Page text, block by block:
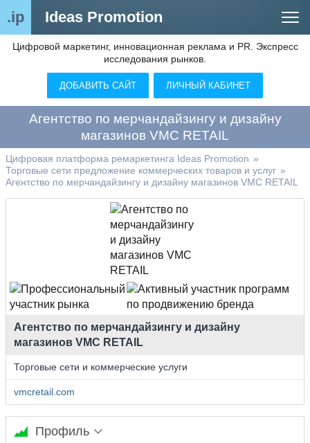
.ip Ideas Promotion
Сегменты рынка
Цифровой ремаркетинг (анализ рынка)
О нас
Контакты
Цифровой маркетинг, инновационная реклама и PR. Экспресс
исследования рынков.
ДОБАВИТЬ САЙТ ЛИЧНЫЙ КАБИНЕТ
Агентство по мерчандайзингу и дизайну
магазинов VMC RETAIL
Цифровая платформа ремаркетинга Ideas Promotion »
Торговые сети предложение коммерческих товаров и услуг »
Агентство по мерчандайзингу и дизайну магазинов VMC RETAIL
Агентство по мерчандайзингу и дизайну
магазинов VMC RETAIL
Торговые сети и коммерческие услуги
vmcretail.com
Профиль